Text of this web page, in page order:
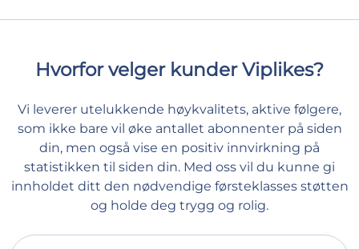
Hvorfor velger kunder Viplikes?
Vi leverer utelukkende høykvalitets, aktive følgere,
som ikke bare vil øke antallet abonnenter på siden
din, men også vise en positiv innvirkning på
statistikken til siden din. Med oss vil du kunne gi
innholdet ditt den nødvendige førsteklasses støtten
og holde deg trygg og rolig.